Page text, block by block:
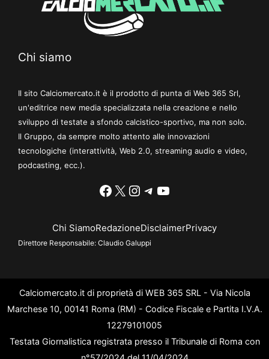
Chi siamo
Il sito Calciomercato.it è il prodotto di punta di Web 365 Srl,
un'editrice new media specializzata nella creazione e nello
sviluppo di testate a sfondo calcistico-sportivo, ma non solo.
Il Gruppo, da sempre molto attento alle innovazioni
tecnologiche (interattività, Web 2.0, streaming audio e video,
podcasting, ecc.).
Facebook
X Instagram
Telegram
YouTube
Chi SiamoRedazioneDisclaimerPrivacy
Direttore Responsabile: Claudio Galuppi
Calciomercato.it di proprietà di WEB 365 SRL - Via Nicola
Marchese 10, 00141 Roma (RM) - Codice Fiscale e Partita I.V.A.
12279101005
Testata Giornalistica registrata presso il Tribunale di Roma con